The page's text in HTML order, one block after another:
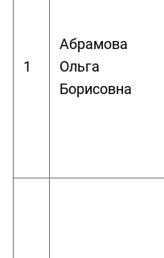
1
Абрамова
Ольга
Борисовна